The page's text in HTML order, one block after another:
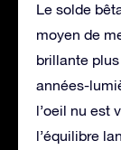
Le solde
moyen de
brillante
années-
l’oeil nu est
l’équilibre